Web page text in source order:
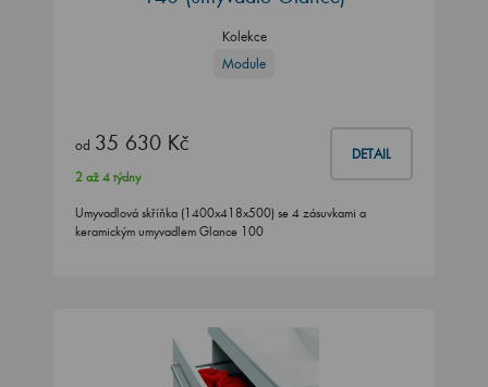
Kolekce
Module
od 35 630 Kč DETAIL
2 až 4 týdny
Umyvadlová skříňka (1400x418x500) se 4 zásuvkami a
keramickým umyvadlem Glance 100